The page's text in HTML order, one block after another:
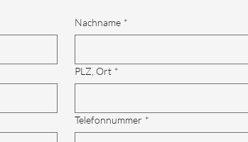
Nachname *
PLZ, Ort *
Telefonnummer *